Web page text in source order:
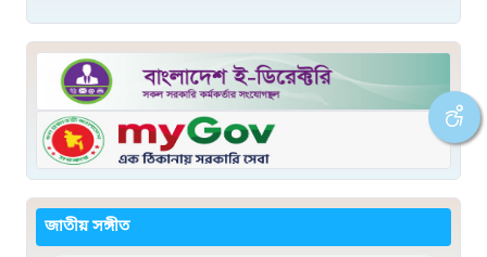
জাতীয় সঙ্গীত